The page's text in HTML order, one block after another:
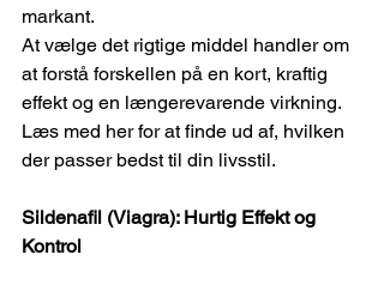
markant.
At vælge det rigtige middel handler om
at forstå forskellen på en kort, kraftig
effekt og en længerevarende virkning.
Læs med her for at finde ud af, hvilken
der passer bedst til din livsstil.
Sildenafil (Viagra): Hurtig Effekt og
Kontrol